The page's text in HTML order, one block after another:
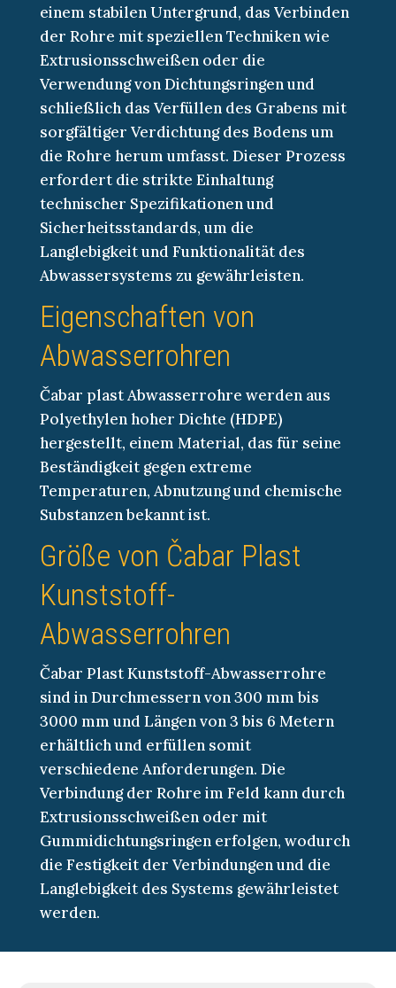
einem stabilen Untergrund, das Verbinden
der Rohre mit speziellen Techniken wie
Extrusionsschweißen oder die
Verwendung von Dichtungsringen und
schließlich das Verfüllen des Grabens mit
sorgfältiger Verdichtung des Bodens um
die Rohre herum umfasst. Dieser Prozess
erfordert die strikte Einhaltung
technischer Spezifikationen und
Sicherheitsstandards, um die
Langlebigkeit und Funktionalität des
Abwassersystems zu gewährleisten.
Eigenschaften von
Abwasserrohren
Čabar plast Abwasserrohre werden aus
Polyethylen hoher Dichte (HDPE)
hergestellt, einem Material, das für seine
Beständigkeit gegen extreme
Temperaturen, Abnutzung und chemische
Substanzen bekannt ist.
Größe von Čabar Plast
Kunststoff-
Abwasserrohren
Čabar Plast Kunststoff-Abwasserrohre
sind in Durchmessern von 300 mm bis
3000 mm und Längen von 3 bis 6 Metern
erhältlich und erfüllen somit
verschiedene Anforderungen. Die
Verbindung der Rohre im Feld kann durch
Extrusionsschweißen oder mit
Gummidichtungsringen erfolgen, wodurch
die Festigkeit der Verbindungen und die
Langlebigkeit des Systems gewährleistet
werden.